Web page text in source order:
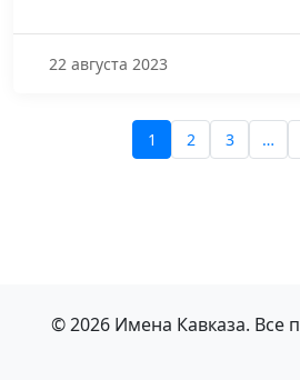
22 августа 2023
1 2 3 …
© 2026 Имена Кавказа. Все